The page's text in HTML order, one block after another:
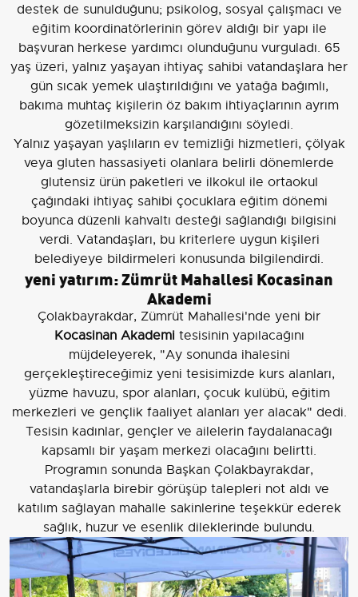
destek de sunulduğunu; psikolog, sosyal çalışmacı ve
eğitim koordinatörlerinin görev aldığı bir yapı ile
başvuran herkese yardımcı olunduğunu vurguladı. 65
yaş üzeri, yalnız yaşayan ihtiyaç sahibi vatandaşlara her
gün sıcak yemek ulaştırıldığını ve yatağa bağımlı,
bakıma muhtaç kişilerin öz bakım ihtiyaçlarının ayrım
gözetilmeksizin karşılandığını söyledi.
Yalnız yaşayan yaşlıların ev temizliği hizmetleri, çölyak
veya gluten hassasiyeti olanlara belirli dönemlerde
glutensiz ürün paketleri ve ilkokul ile ortaokul
çağındaki ihtiyaç sahibi çocuklara eğitim dönemi
boyunca düzenli kahvaltı desteği sağlandığı bilgisini
verdi. Vatandaşları, bu kriterlere uygun kişileri
belediyeye bildirmeleri konusunda bilgilendirdi.
yeni yatırım: Zümrüt Mahallesi Kocasinan
Akademi
Çolakbayrakdar, Zümrüt Mahallesi'nde yeni bir
Kocasinan Akademitesisinin yapılacağını
müjdeleyerek, "Ay sonunda ihalesini
gerçekleştireceğimiz yeni tesisimizde kurs alanları,
yüzme havuzu, spor alanları, çocuk kulübü, eğitim
merkezleri ve gençlik faaliyet alanları yer alacak" dedi.
Tesisin kadınlar, gençler ve ailelerin faydalanacağı
kapsamlı bir yaşam merkezi olacağını belirtti.
Programın sonunda Başkan Çolakbayrakdar,
vatandaşlarla birebir görüşüp talepleri not aldı ve
katılım sağlayan mahalle sakinlerine teşekkür ederek
sağlık, huzur ve esenlik dileklerinde bulundu.